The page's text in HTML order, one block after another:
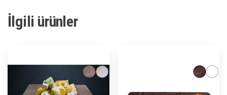
İlgili ürünler